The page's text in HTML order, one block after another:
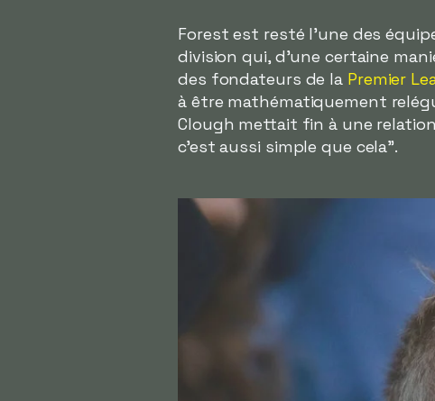
Forest est resté l'une des
division qui, d'une certaine
des fondateurs de la Premier
à être mathématiquement
Clough mettait fin à une
c'est aussi simple que cela".